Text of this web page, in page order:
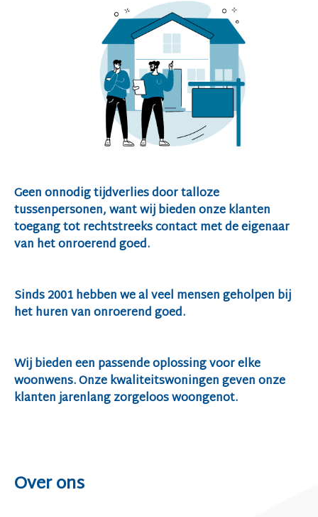
Geen onnodig tijdverlies door talloze
tussenpersonen, want wij bieden onze klanten
toegang tot rechtstreeks contact met de eigenaar
van het onroerend goed.
Sinds 2001 hebben we al veel mensen geholpen bij
het huren van onroerend goed.
Wij bieden een passende oplossing voor elke
woonwens. Onze kwaliteitswoningen geven onze
klanten jarenlang zorgeloos woongenot.
Over ons